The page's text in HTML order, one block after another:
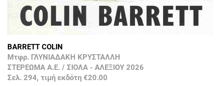
BARRETT COLIN
Μτφρ. ΓΛΥΝΙΑΔΑΚΗ ΚΡΥΣΤΑΛΛΗ
ΣΤΕΡΕΩΜΑ Α.Ε. / ΣΙΟΛΑ - ΑΛΕΞΙΟΥ 2026
Σελ. 294, τιμή εκδότη €20.00